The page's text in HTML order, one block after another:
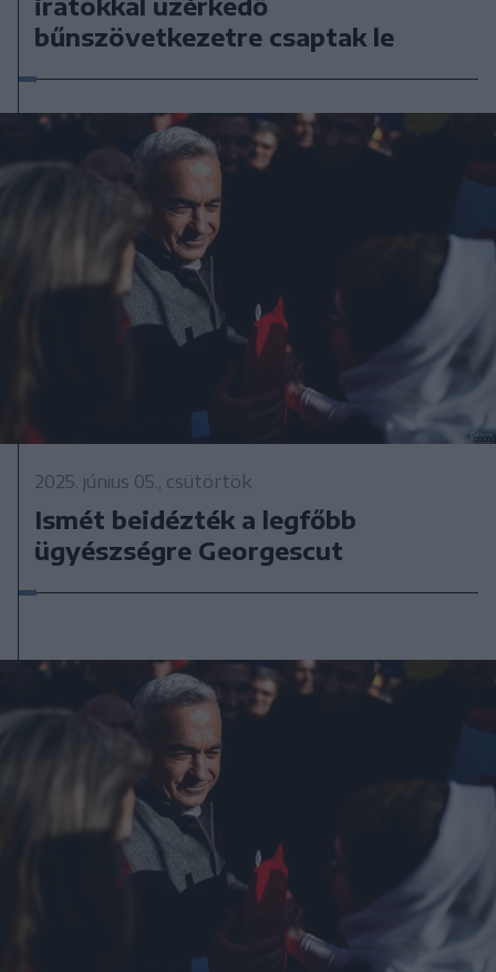
bűnszövetkezetre csaptak le
2025. június 05., csütörtök
Ismét beidézték a legfőbb
ügyészségre Georgescut